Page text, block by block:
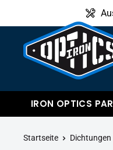
zum
IRON
IRON OPTICS
Startseite Dichtungen